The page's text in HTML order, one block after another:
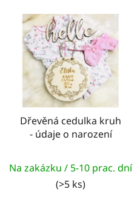
Dřevěná cedulka kruh
- údaje o narození
Na zakázku / 5-10 prac. dní
(>5 ks)